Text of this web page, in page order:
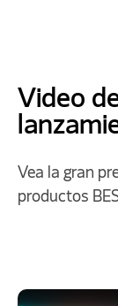
Video
Vea la gran
productos